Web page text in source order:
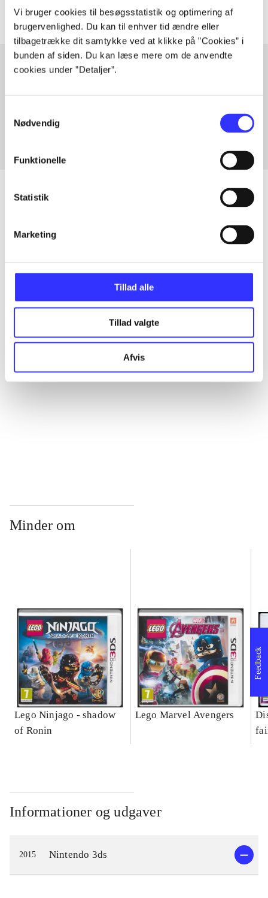
Vi bruger cookies til besøgsstatistik og optimering af
brugervenlighed. Du kan til enhver tid ændre eller
tilbagetrække dit samtykke ved at klikke på ”Cookies” i
bunden af siden. Du kan læse mere om de anvendte
cookies under ”Detaljer”.
Nødvendig
Funktionelle
Statistik
Marketing
Tillad alle
Tillad valgte
Afvis
Artikler
Minder om
Lego Ninjago - shadow
of Ronin
Lego Marvel Avengers
Informationer og udgaver
2015 Nintendo 3ds
Feedback